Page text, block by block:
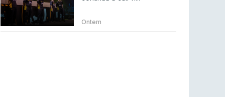
Betclic renova parceria com a RTP Arena para
a época 2026/27
Ontem